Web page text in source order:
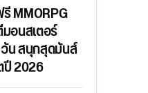
MMORPG
อนสเตอร์
น สนุกสุดมันส์
2026